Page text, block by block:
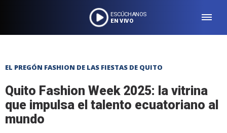
ESCÚCHANOS
EN VIVO
EL PREGÓN FASHION DE LAS FIESTAS DE QUITO
Quito Fashion Week 2025: la vitrina
que impulsa el talento ecuatoriano al
mundo